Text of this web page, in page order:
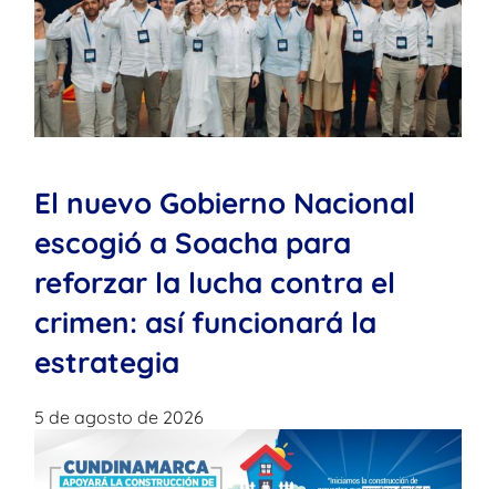
El nuevo Gobierno Nacional
escogió a Soacha para
reforzar la lucha contra el
crimen: así funcionará la
estrategia
5 de agosto de 2026